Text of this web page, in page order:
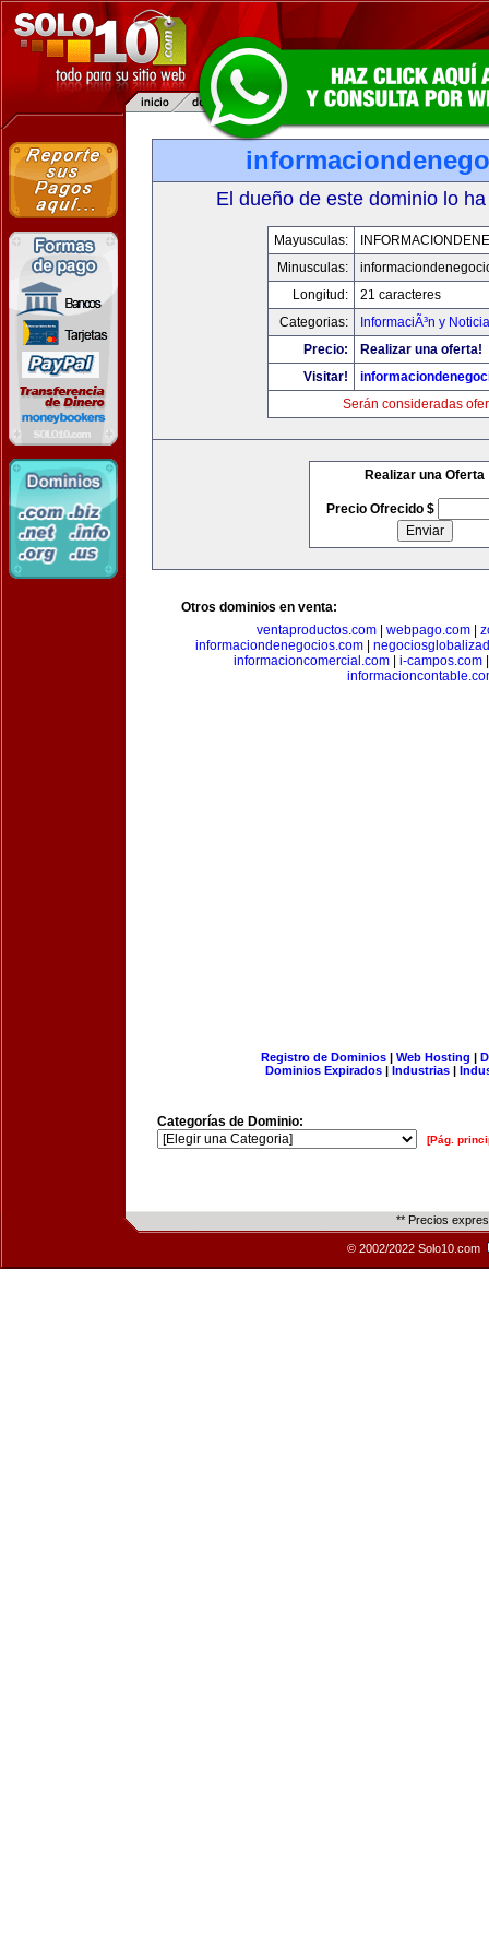
El dueño de este dominio lo
Mayusculas:
Minusculas:
Longitud:
21 caracteres
Categorias:
InformaciÃ³n y
Precio:
Realizar una oferta!
Visitar!
Serán consideradas
Realizar una Oferta
Precio Ofrecido $
Otros dominios en venta:
ventaproductos.com
webpago.com
informaciondenegocios.com|
informacioncomercial.com| i-campos.com
Registro de Dominios| Web Hosting |
Dominios Expirados | Industrias |
Categorías de Dominio:
[Pág.
** Precios
© 2002/2022 Solo10.com